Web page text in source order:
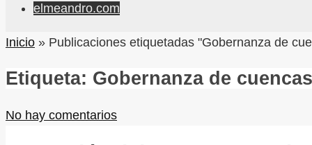
contenido
elmeandro.com
Inicio » Publicaciones etiquetadas "Gobernanza de
Etiqueta: Gobernanza de cuencas
No hay comentarios